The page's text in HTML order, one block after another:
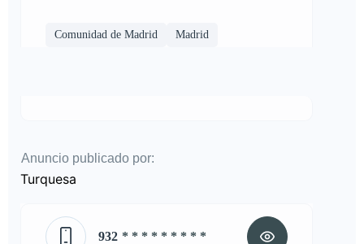
Comunidad de Madrid Madrid
Anuncio publicado por:
Turquesa
932 * * * * * * * * *